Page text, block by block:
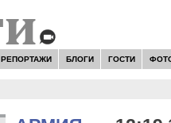
РЕПОРТАЖИ БЛОГИ ГОСТИ